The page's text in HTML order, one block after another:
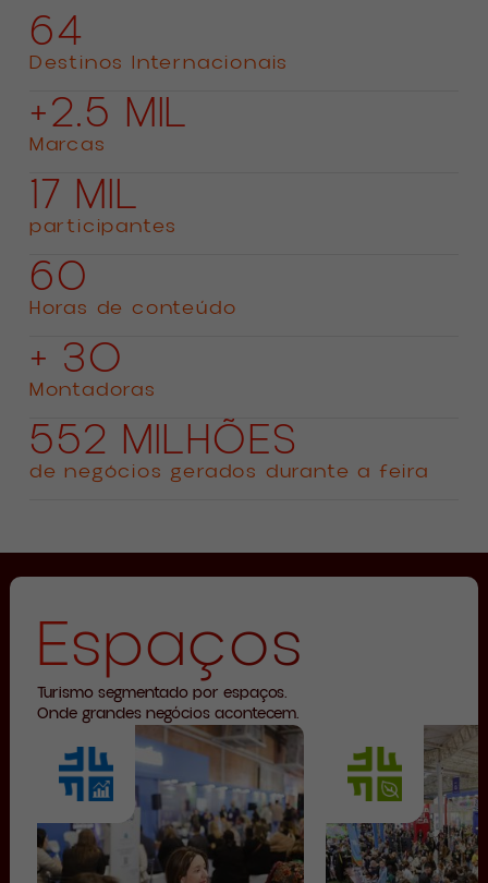
64
Destinos Internacionais
+2.5 MIL
Marcas
17 MIL
participantes
60
Horas de conteúdo
+ 3O
Montadoras
552 MILHÕES
de negócios gerados durante a feira
Espaços
Turismo segmentado por espaços.
Onde grandes negócios acontecem.